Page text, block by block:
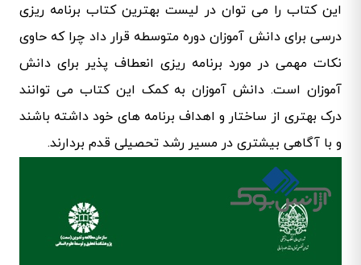
این کتاب را می توان در لیست بهترین کتاب برنامه ریزی
درسی برای دانش آموزان دوره متوسطه قرار داد چرا که حاوی
نکات مهمی در مورد برنامه ریزی انعطاف پذیر برای دانش
آموزان است. دانش آموزان به کمک این کتاب می توانند
درک بهتری از ساختار و اهداف برنامه های خود داشته باشند
و با آگاهی بیشتری در مسیر رشد تحصیلی قدم بردارند.